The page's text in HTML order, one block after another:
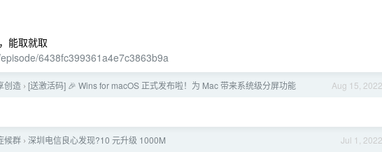
能取就取
6438fc399361a4e7c3863b9a
Aug 15, 2022
创造 › [送激活码] 🎉 Wins for macOS 正式发布啦！为 Mac 带来系统级分屏功能
Jul 1, 2022
候群 › 深圳电信良心发现?10 元升级 1000M